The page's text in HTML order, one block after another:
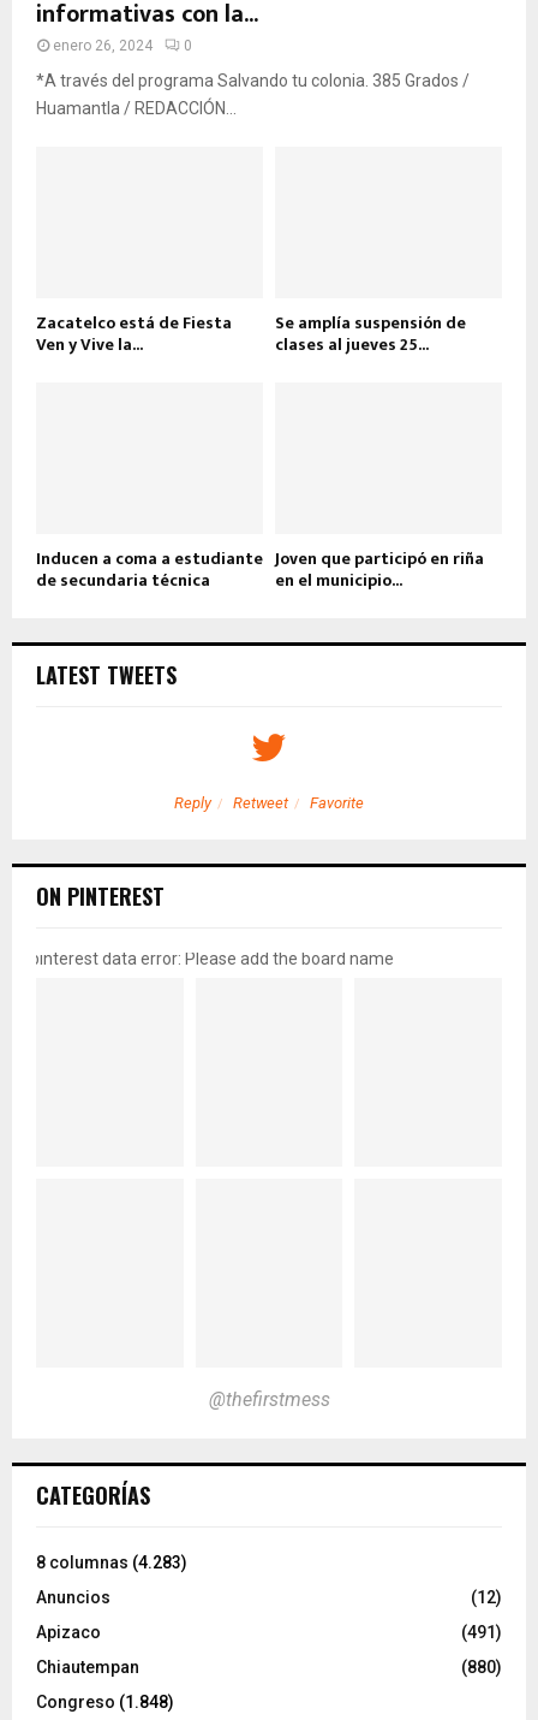
informativas con la...
enero 26, 2024 0
*A través del programa Salvando tu colonia. 385 Grados /
Huamantla / REDACCIÓN...
Zacatelco está de Fiesta
Ven y Vive la...
Se amplía suspensión de
clases al jueves 25...
Inducen a coma a estudiante
de secundaria técnica
Joven que participó en riña
en el municipio...
LATEST TWEETS
Reply Retweet Favorite
ON PINTEREST
pinterest data error: Please add the board name
@thefirstmess
CATEGORÍAS
8 columnas (4.283)
Anuncios
(12)
Apizaco
(491)
Chiautempan
(880)
Congreso (1.848)